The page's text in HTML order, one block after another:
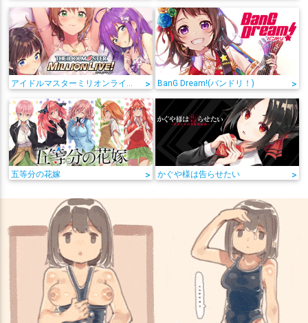
> BanG Dream!(バンドリ！) >
五等分の花嫁 > かぐや様は告らせたい >